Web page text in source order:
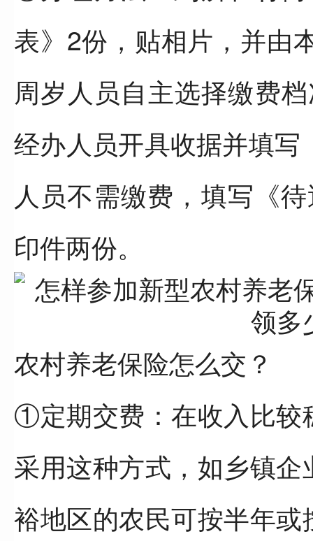
表》2份，贴相片，并由
周岁人员自主选择缴费
经办人员开具收据并填
人员不需缴费，填写《
印件两份。
农村养老保险怎么交？
①定期交费：在收入比较
采用这种方式，如乡镇
裕地区的农民可按半年